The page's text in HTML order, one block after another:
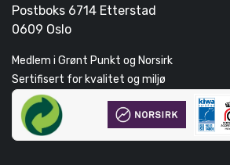
Postboks 6714 Etterstad
0609 Oslo
Medlem i Grønt Punkt og Norsirk
Sertifisert for kvalitet og miljø